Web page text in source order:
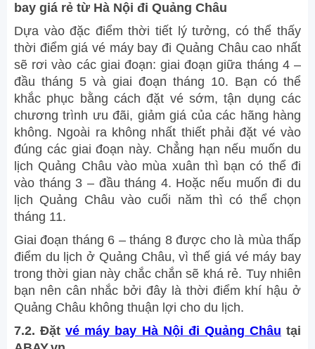
bay giá rẻ từ Hà Nội đi Quảng Châu
Dựa vào đặc điểm thời tiết lý tưởng, có thể thấy
thời điểm giá vé máy bay đi Quảng Châu cao nhất
sẽ rơi vào các giai đoạn: giai đoạn giữa tháng 4 –
đầu tháng 5 và giai đoạn tháng 10. Bạn có thể
khắc phục bằng cách đặt vé sớm, tận dụng các
chương trình ưu đãi, giảm giá của các hãng hàng
không. Ngoài ra không nhất thiết phải đặt vé vào
đúng các giai đoạn này. Chẳng hạn nếu muốn du
lịch Quảng Châu vào mùa xuân thì bạn có thể đi
vào tháng 3 – đầu tháng 4. Hoặc nếu muốn đi du
lịch Quảng Châu vào cuối năm thì có thể chọn
tháng 11.
Giai đoạn tháng 6 – tháng 8 được cho là mùa thấp
điểm du lịch ở Quảng Châu, vì thế giá vé máy bay
trong thời gian này chắc chắn sẽ khá rẻ. Tuy nhiên
bạn nên cân nhắc bởi đây là thời điểm khí hậu ở
Quảng Châu không thuận lợi cho du lịch.
7.2. Đặtvé máy bay Hà Nội đi Quảng Châu tại